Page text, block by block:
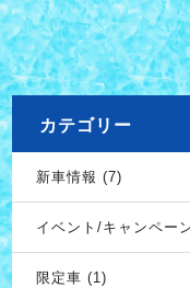
カテゴリー
新車情報 (7)
イベント/キャンペー
限定車 (1)